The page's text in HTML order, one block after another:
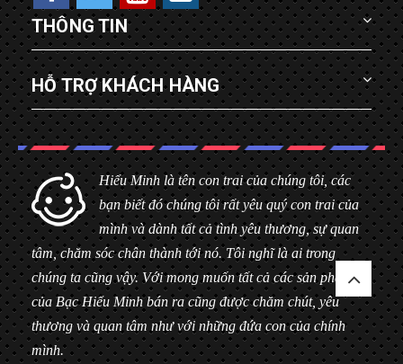
THÔNG TIN
HỖ TRỢ KHÁCH HÀNG
Hiểu Minh là tên con trai của chúng tôi, các
bạn biết đó chúng tôi rất yêu quý con trai của
mình và dành tất cả tình yêu thương, sự quan
tâm, chăm sóc chân thành tới nó. Tôi nghĩ là ai trong
chúng ta cũng vậy. Với mong muốn tất cả các sản phẩm
của Bạc Hiểu Minh bán ra cũng được chăm chút, yêu
thương và quan tâm như với những đứa con của chính
mình.